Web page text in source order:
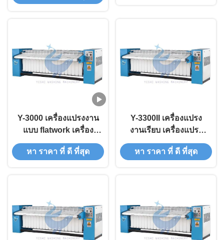
Y-3000 เครื่องแปรงงาน
แบบ flatwork เครื่อง
แปรงงานแบบ flatwork
ความต้านทานต่อการ
หา ราคา ที่ ดี ที่สุด
Y-3300II เครื่องแปรง
งานเรียบ เครื่องแปรง
งานเรียบอุตสาหกรรม
หา ราคา ที่ ดี ที่สุด